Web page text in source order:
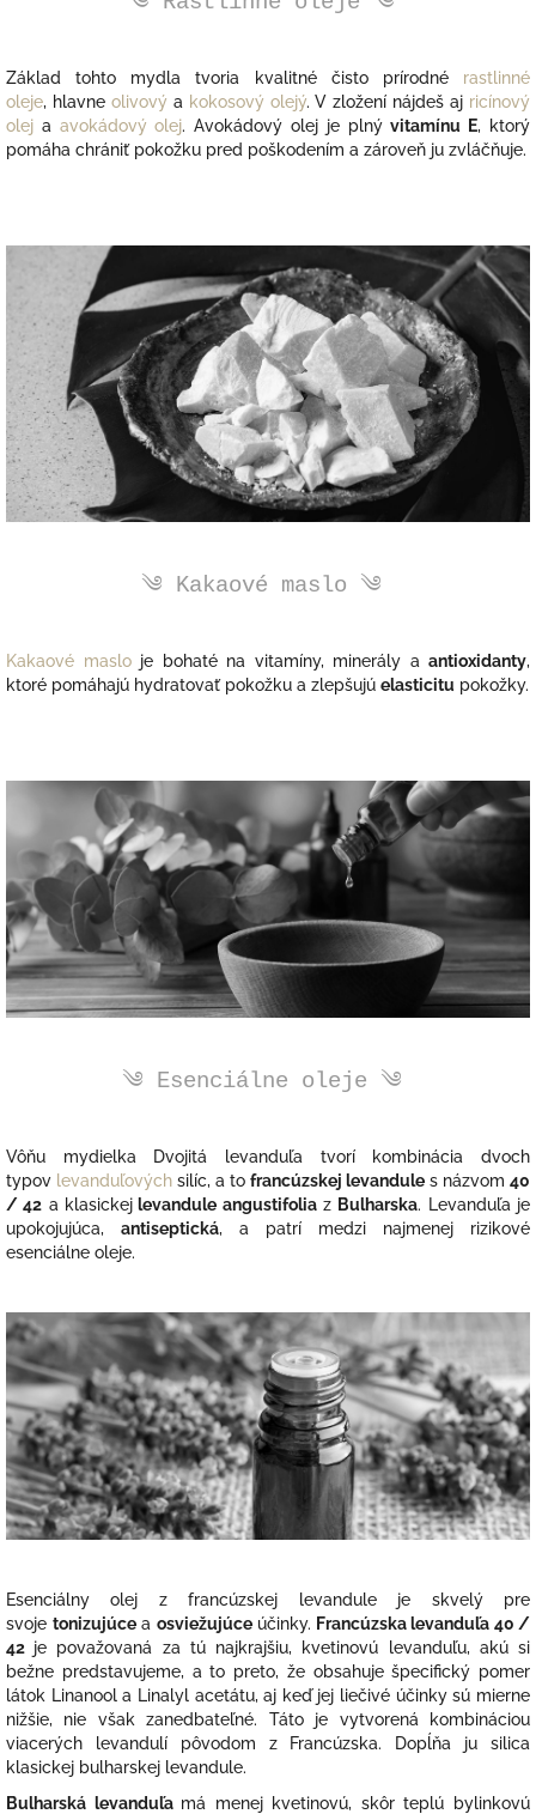
Základ tohto mydla tvoria kvalitné čisto prírodné
rastlinné
oleje, hlavne olivový a kokosový olejý. V zložení nájdeš aj ricínový
olej a avokádový olej. Avokádový olej je plný vitamínu E, ktorý
pomáha chrániť pokožku pred poškodením a zároveň ju zvláčňuje.
༄ Kakaové maslo ༄
Kakaové maslo je bohaté na vitamíny, minerály a antioxidanty,
ktoré pomáhajú hydratovať pokožku a zlepšujú elasticitu pokožky.
༄ Esenciálne oleje ༄
Vôňu mydielka Dvojitá levanduľa tvorí kombinácia dvoch
typov levanduľových silíc, a to francúzskej levandule s názvom 40
/ 42 a klasickej levandule angustifolia z Bulharska. Levanduľa je
upokojujúca,
antiseptická, a patrí medzi najmenej rizikové
esenciálne oleje.
Esenciálny olej z francúzskej levandule je skvelý pre
svoje tonizujúce a osviežujúce účinky. Francúzska levanduľa 40 /
42 je považovaná za tú najkrajšiu, kvetinovú levanduľu, akú si
bežne predstavujeme, a to preto, že obsahuje špecifický pomer
látok Linanool a Linalyl acetátu, aj keď jej liečivé účinky sú mierne
nižšie, nie však zanedbateľné. Táto je vytvorená kombináciou
viacerých levandulí pôvodom z Francúzska. Dopĺňa ju silica
klasickej bulharskej levandule.
Bulharská levanduľa má menej kvetinovú, skôr teplú bylinkovú